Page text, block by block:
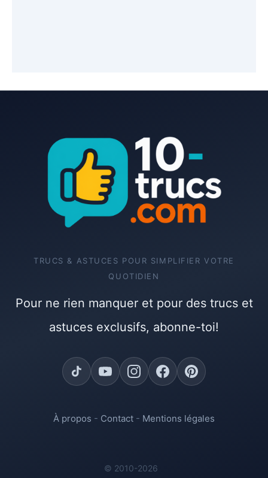
TRUCS & ASTUCES POUR SIMPLIFIER VOTRE
QUOTIDIEN
Pour ne rien manquer et pour des trucs et
astuces exclusifs, abonne-toi!
À propos - Contact - Mentions légales
© 2010-2026